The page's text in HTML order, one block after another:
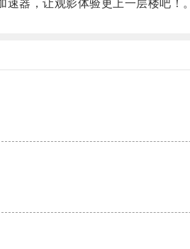
器，让观影体验更上一层楼吧！。